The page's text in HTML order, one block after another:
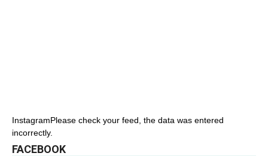
InstagramPlease check your feed, the data was entered
incorrectly.
FACEBOOK